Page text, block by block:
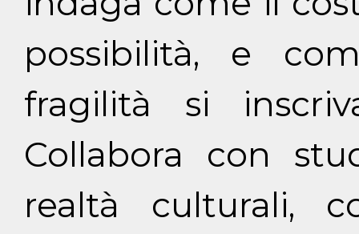
possibilità, e
fragilità si
Collabora con
realtà culturali,